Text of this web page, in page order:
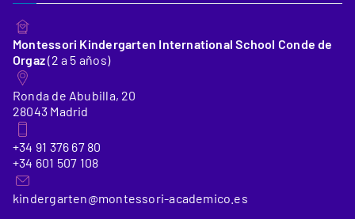
Montessori Kindergarten International School Conde de
Orgaz(2 a 5 años)
Ronda de Abubilla, 20
28043 Madrid
+34 91 376 67 80
+34 601 507 108
kindergarten@montessori-academico.es